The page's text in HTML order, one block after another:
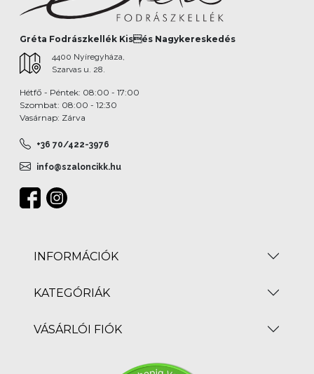
Gréta Fodrászkellék Kisés Nagykereskedés
4400 Nyíregyháza,
Szarvas u. 28.
Hétfő - Péntek: 08:00 - 17:00
Szombat: 08:00 - 12:30
Vasárnap: Zárva
+36 70/422-3976
info@szaloncikk.hu
INFORMÁCIÓK
KATEGÓRIÁK
VÁSÁRLÓI FIÓK